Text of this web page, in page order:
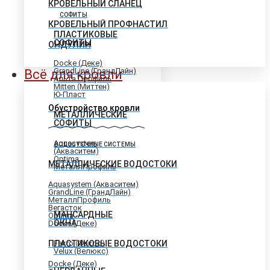
СОФИТЫ
ПЛАСТИКОВЫЕ
СОФИТЫ
Docke (Деке)
GrandLine (ГрандЛайн)
Альта Профиль
Mitten (Миттен)
Ю-Пласт
МЕТАЛЛИЧЕСКИЕ
СОФИТЫ
Aquasystem
(Акваситем)
Optima
МеталлПрофиль
МАНСАРДНЫЕ
ОКНА
Fakro (Факро)
Velux (Велюкс)
КРОВЕЛЬНЫЙ СЛАНЕЦ
КРОВЕЛЬНЫЙ ПРОФНАСТИЛ
ОНДУЛИН
Всё для кровли
Обустройство кровли
ВОДОСТОЧНЫЕ СИСТЕМЫ
МЕТАЛЛИЧЕСКИЕ ВОДОСТОКИ
Aquasystem (Акваситем)
GrandLine (ГрандЛайн)
МеталлПрофиль
Вегасток
Optima
Docke (Деке)
ПЛАСТИКОВЫЕ ВОДОСТОКИ
Docke (Деке)